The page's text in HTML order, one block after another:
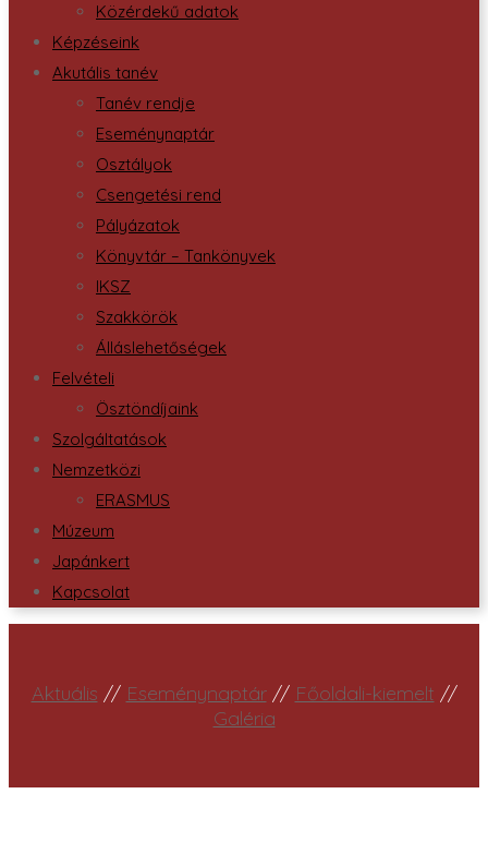
Közérdekű adatok
Képzéseink
Akutális tanév
Tanév rendje
Eseménynaptár
Osztályok
Csengetési rend
Pályázatok
Könyvtár – Tankönyvek
IKSZ
Szakkörök
Álláslehetőségek
Felvételi
Ösztöndíjaink
Szolgáltatások
Nemzetközi
ERASMUS
Múzeum
Japánkert
Kapcsolat
Aktuális // Eseménynaptár// Főoldali-kiemelt //
Galéria